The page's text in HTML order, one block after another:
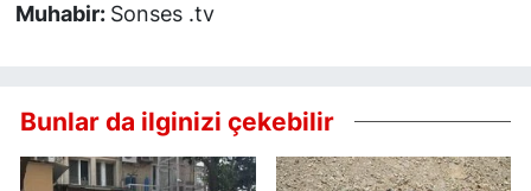
Muhabir: Sonses .tv
Bunlar da ilginizi çekebilir